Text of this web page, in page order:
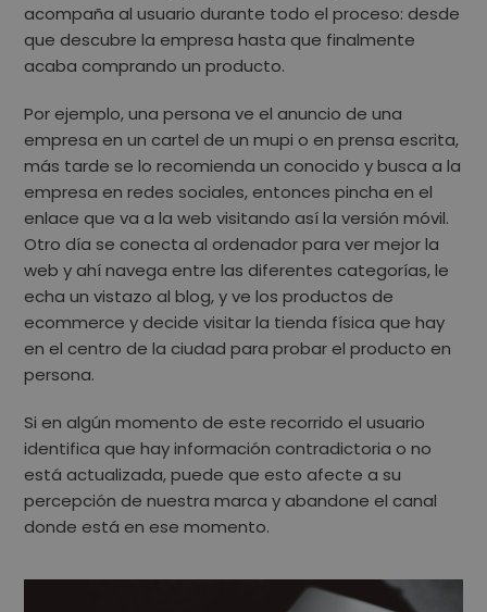
acompaña al usuario durante todo el proceso: desde
que descubre la empresa hasta que finalmente
acaba comprando un producto.
Por ejemplo, una personave el anuncio de una
empresa en un cartel de un mupi o en prensa escrita,
más tarde se lo recomienda un conocido y busca a la
empresa en redes sociales, entonces pincha en el
enlace que va a la web visitando así la versión móvil.
Otro día se conecta al ordenador para ver mejor la
web y ahí navega entre las diferentes categorías, le
echa un vistazo al blog, y ve los productos de
ecommerce y decide visitar la tienda física que hay
en el centro de la ciudad para probar el producto en
persona.
Si en algún momento de este recorrido el usuario
identifica que hayinformación contradictoria o no
está actualizada, puede que esto afecte a su
percepción de nuestra marca y abandone el canal
donde está en ese momento.